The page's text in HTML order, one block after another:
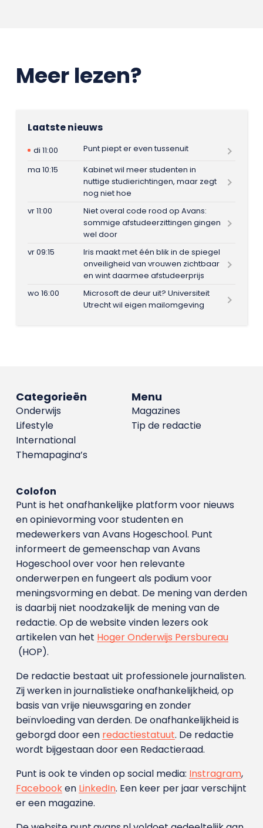
Meer lezen?
Laatste nieuws
di 11:00
Punt piept er even tussenuit
ma 10:15
Kabinet wil meer studenten in
nuttige studierichtingen, maar zegt
nog niet hoe
vr 11:00
Niet overal code rood op Avans:
sommige afstudeerzittingen gingen
wel door
vr 09:15
Iris maakt met één blik in de spiegel
onveiligheid van vrouwen zichtbaar
en wint daarmee afstudeerprijs
wo 16:00
Microsoft de deur uit? Universiteit
Utrecht wil eigen mailomgeving
Menu
Magazines
Tip de redactie
Categorieën
Onderwijs
Lifestyle
International
Themapagina’s
Colofon
Punt is het onafhankelijke platform voor nieuws
en opinievorming voor studenten en
medewerkers van Avans Hoge­school. Punt
informeert de gemeenschap van Avans
Hogeschool over voor hen relevante
onderwerpen en fungeert als podium voor
meningsvorming en debat. De mening van derden
is daarbij niet noodzakelijk de mening van de
redactie. Op de website vinden lezers ook
artikelen van het Hoger Onderwijs Persbureau
(HOP).
De redactie bestaat uit professionele journalisten.
Zij werken in journalistieke onafhankelijkheid, op
basis van vrije nieuwsgaring en zonder
beïnvloeding van derden. De onafhankelijkheid is
geborgd door een redactiestatuut. De redactie
wordt bijgestaan door een Redactieraad.
Punt is ook te vinden op social media: Instragram,
Facebooken LinkedIn. Een keer per jaar verschijnt
er een magazine.